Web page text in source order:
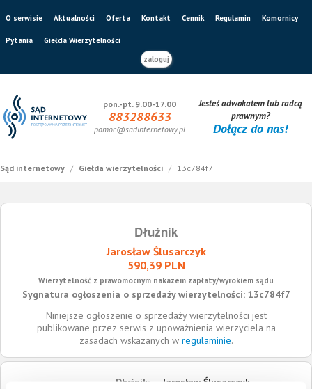
O serwisie Aktualności Oferta Kontakt Cennik Regulamin Komornicy
Pytania
Giełda Wierzytelności
zaloguj
pon.-pt. 9.00-17.00
883288633
pomoc@sadinternetowy.pl
Jesteś adwokatem lub radcą
prawnym?
Dołącz do nas!
Sąd internetowy / Giełda wierzytelności / 13c784f7
Dłużnik
Jarosław Ślusarczyk
590,39 PLN
Wierzytelność z prawomocnym nakazem zapłaty/wyrokiem sądu
Sygnatura ogłoszenia o sprzedaży wierzytelności: 13c784f7
Niniejsze ogłoszenie o sprzedaży wierzytelności jest
publikowane przez serwis z upoważnienia wierzyciela na
zasadach wskazanych w regulaminie.
Dłużnik:
Jarosław Ślusarczyk